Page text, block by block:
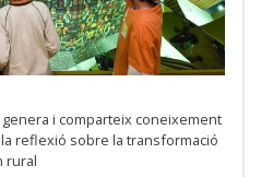
i comparteix coneixement
reflexió sobre la transformació
rural